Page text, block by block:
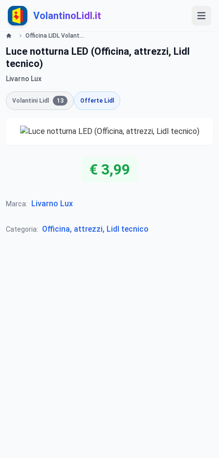
VolantinoLidl.it
Officina LIDL Volantino Offerte e Promozioni - Offerte valide dal 13 agosto 2015 Lidl
Luce notturna LED (Officina, attrezzi, Lidl
tecnico)
Livarno Lux
Volantini Lidl 13 Offerte Lidl
€ 3,99
Marca: Livarno Lux
Categoria: Officina, attrezzi, Lidl tecnico